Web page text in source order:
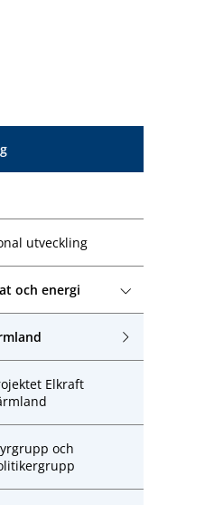
utveckling
och energi
Elkraft
och